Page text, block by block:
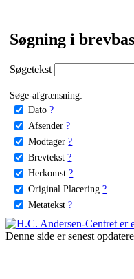
Søgning i
Søgetekst
Søge-afgrænsning:
Dato ?
Afsender ?
Modtager ?
Brevtekst ?
Herkomst ?
Original Placering ?
Metatekst ?
Denne side er senest